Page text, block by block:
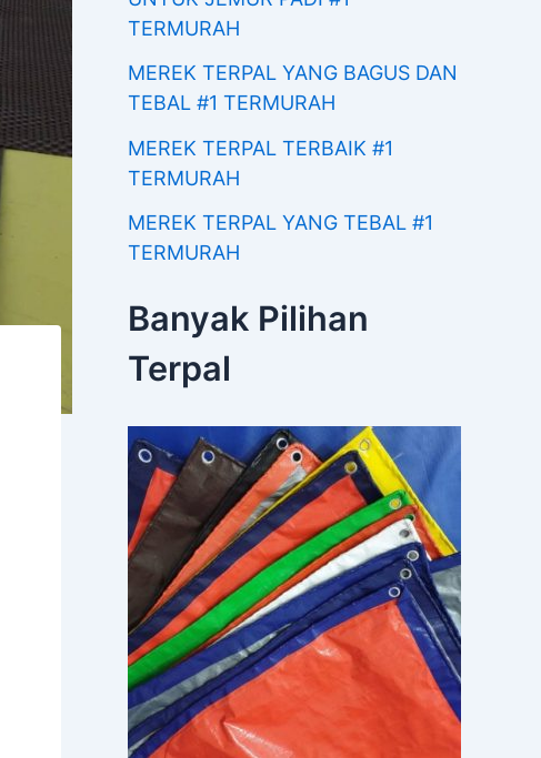
TERMURAH
MEREK TERPAL YANG BAGUS DAN
TEBAL #1 TERMURAH
MEREK TERPAL TERBAIK #1
TERMURAH
MEREK TERPAL YANG TEBAL #1
TERMURAH
Banyak Pilihan
Terpal